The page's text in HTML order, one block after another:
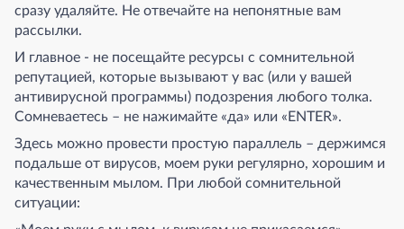
сразу удаляйте. Не отвечайте на непонятные вам
рассылки.
И главное - не посещайте ресурсы с сомнительной
репутацией, которые вызывают у вас (или у вашей
антивирусной программы) подозрения любого толка.
Сомневаетесь – не нажимайте «да» или «ENTER».
Здесь можно провести простую параллель – держимся
подальше от вирусов, моем руки регулярно, хорошим и
качественным мылом. При любой сомнительной
ситуации: